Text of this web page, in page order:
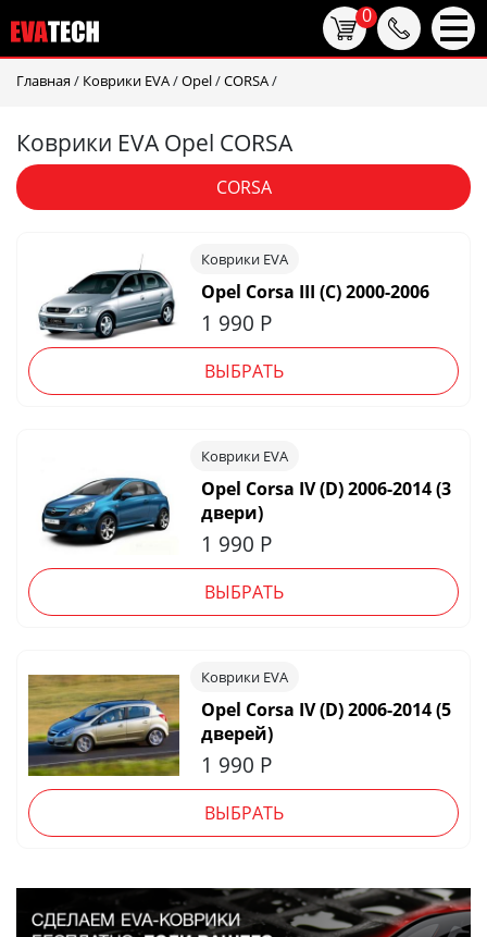
Главная / Коврики EVA/Opel/CORSA/
Коврики EVA Opel CORSA
CORSA
Коврики EVA
Opel Corsa III (С) 2000-2006
1 990 Р
ВЫБРАТЬ
Коврики EVA
Opel Corsa IV (D) 2006-2014 (3
двери)
1 990 Р
ВЫБРАТЬ
Коврики EVA
Opel Corsa IV (D) 2006-2014 (5
дверей)
1 990 Р
ВЫБРАТЬ
0